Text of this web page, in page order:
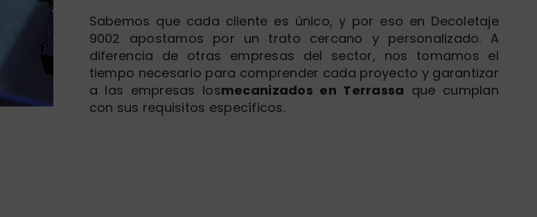
Sabemos que cada cliente es único, y por eso en Decoletaje
9002 apostamos por un trato cercano y personalizado. A
diferencia de otras empresas del sector, nos tomamos el
tiempo necesario para comprender cada proyecto y garantizar
a las empresas losmecanizados en Terrassa que cumplan
con sus requisitos específicos.